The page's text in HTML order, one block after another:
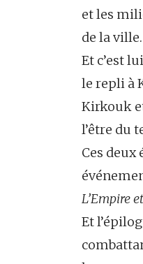
et les
de la ville.
Et c’est
le repli à
Kirkouk
l’être du
Ces
L’Empire
Et